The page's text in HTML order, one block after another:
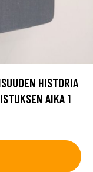
HISTORIA
AIKA 1